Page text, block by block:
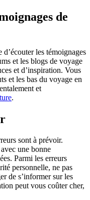
de
les témoignages
et les blogs de voyage
et d’inspiration. Vous
et les bas du voyage en
et
.
sont à prévoir.
une bonne
Parmi les erreurs
personnelle, ne pas
de s’informer sur les
peut vous coûter cher,